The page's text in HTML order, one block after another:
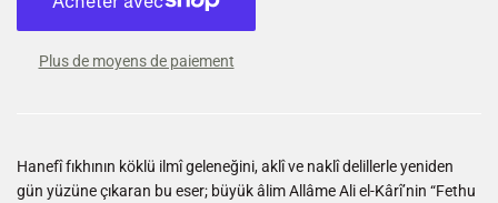
Plus de moyens de paiement
Hanefî fıkhının köklü ilmî geleneğini, aklî ve naklî delillerle yeniden
gün yüzüne çıkaran bu eser; büyük âlim Allâme Ali el-Kârî’nin “Fethu